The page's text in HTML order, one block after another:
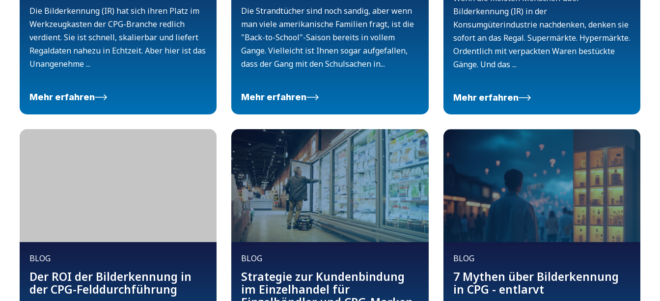
Die Bilderkennung (IR) hat sich ihren Platz im
Werkzeugkasten der CPG-Branche redlich
verdient. Sie ist schnell, skalierbar und liefert
Regaldaten nahezu in Echtzeit. Aber hier ist das
Unangenehme ...
Mehr erfahren
Die Strandtücher sind noch sandig, aber wenn
man viele amerikanische Familien fragt, ist die
"Back-to-School"-Saison bereits in vollem
Gange. Vielleicht ist Ihnen sogar aufgefallen,
dass der Gang mit den Schulsachen in...
Mehr erfahren
Bilderkennung (IR) in der
Konsumgüterindustrie nachdenken, denken sie
sofort an das Regal. Supermärkte. Hypermärkte.
Ordentlich mit verpackten Waren bestückte
Gänge. Und das ...
Mehr erfahren
BLOG
Der ROI der Bilderkennung in
der CPG-Felddurchführung
BLOG
Strategie zur Kundenbindung
im Einzelhandel für
BLOG
7 Mythen über Bilderkennung
in CPG - entlarvt